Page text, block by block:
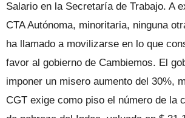
Salario en la Secretaría de Trabajo. A
CTA Autónoma, minoritaria, ninguna
ha llamado a movilizarse en lo que
favor al gobierno de Cambiemos. El
imponer un misero aumento del 30%,
CGT exige como piso el número de la